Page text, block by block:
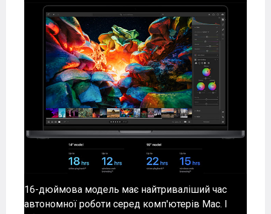
16-дюймова модель має найтриваліший час
автономної роботи серед комп'ютерів Mac. І